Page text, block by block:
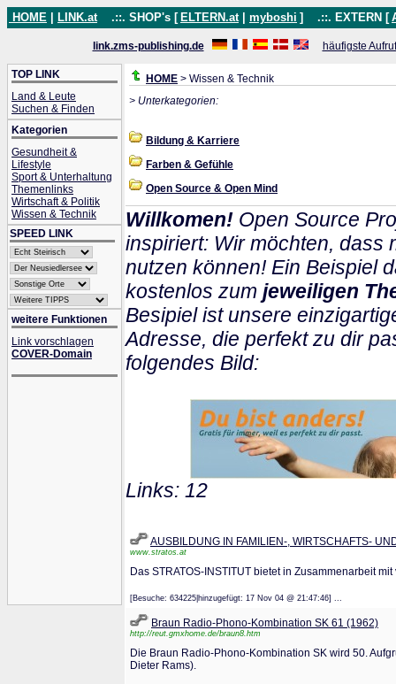
HOME LINK.at .::. SHOP's [ ELTERN.at myboshi ] .::. EXTERN [
link.zms-publishing.de häufigste
TOP LINK
Land & Leute
Suchen & Finden
Kategorien
Gesundheit &
Lifestyle
Sport & Unterhaltung
Themenlinks
Wirtschaft & Politik
Wissen & Technik
SPEED LINK
weitere Funktionen
Link vorschlagen
COVER-Domain
HOME > Wissen & Technik
> Unterkategorien:
Bildung & Karriere
Farben & Gefühle
Open Source & Open Mind
Willkomen! Open Source
inspiriert: Wir möchten, dass
nutzen können! Ein Beispiel
kostenlos zum jeweiligen
Besipiel ist unsere
Adresse, die perfekt zu dir
folgendes Bild:
Links: 12
AUSBILDUNG IN FAMILIEN-, WIRTSCHAFTS-
www.stratos.at
Das STRATOS-INSTITUT bietet in Zusammenarbeit
[Besuche: 634225|hinzugefügt: 17 Nov 04 @ 21:47:46] ...
Braun Radio-Phono-Kombination SK 61 (1962)
http://reut.gmxhome.de/braun8.htm
Die Braun Radio-Phono-Kombination SK wird 50.
Dieter Rams).